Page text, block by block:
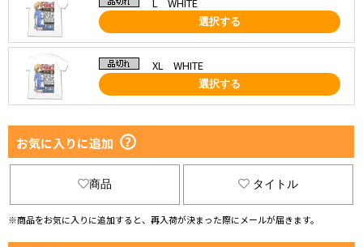
選択する
XL WHITE
選択する
お気に入りに追加
商品 タイトル
※商品をお気に入りに追加すると、再入荷が決まった際にメールが届きます。